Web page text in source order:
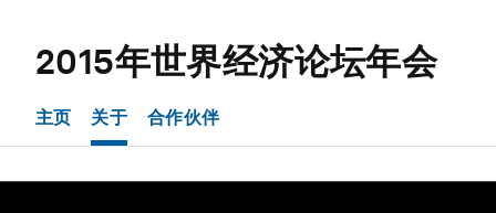
2015年世界经济论坛年会
主页 关于 合作伙伴